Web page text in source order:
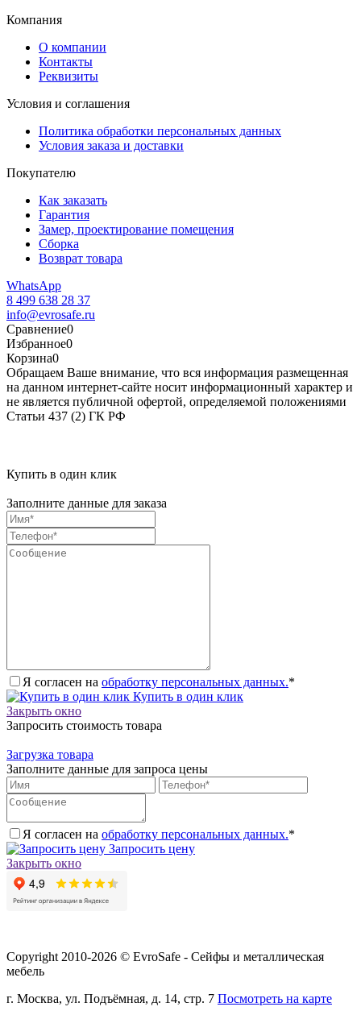
Компания
О компании
Контакты
Реквизиты
Условия и соглашения
Политика обработки персональных данных
Условия заказа и доставки
Покупателю
Как заказать
Гарантия
Замер, проектирование помещения
Сборка
Возврат товара
WhatsApp
8 499 638 28 37
info@evrosafe.ru
Сравнение0
Избранное0
Корзина0
Обращаем Ваше внимание, что вся информация размещенная
на данном интернет-сайте носит информационный характер и
не является публичной офертой, определяемой положениями
Статьи 437 (2) ГК РФ
Купить в один клик
Заполните данные для заказа
Я согласен на обработку персональных данных.*
Купить в один клик
Закрыть окно
Запросить стоимость товара
Загрузка товара
Заполните данные для запроса цены
Я согласен на обработку персональных данных.*
Запросить цену
Закрыть окно
Copyright 2010-2026 © EvroSafe - Сейфы и металлическая
мебель
г. Москва, ул. Подъёмная, д. 14, стр. 7 Посмотреть на карте